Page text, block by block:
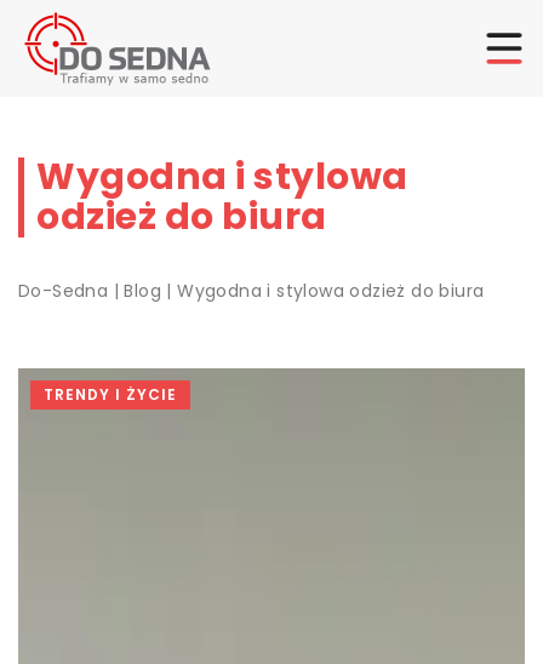
Wygodna i stylowa
odzież do biura
Do-Sedna |Blog |Wygodna i stylowa odzież do biura
TRENDY I ŻYCIE